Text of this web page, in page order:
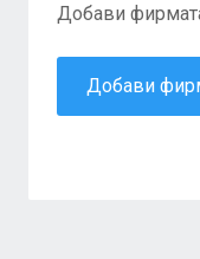
Добави
Добави